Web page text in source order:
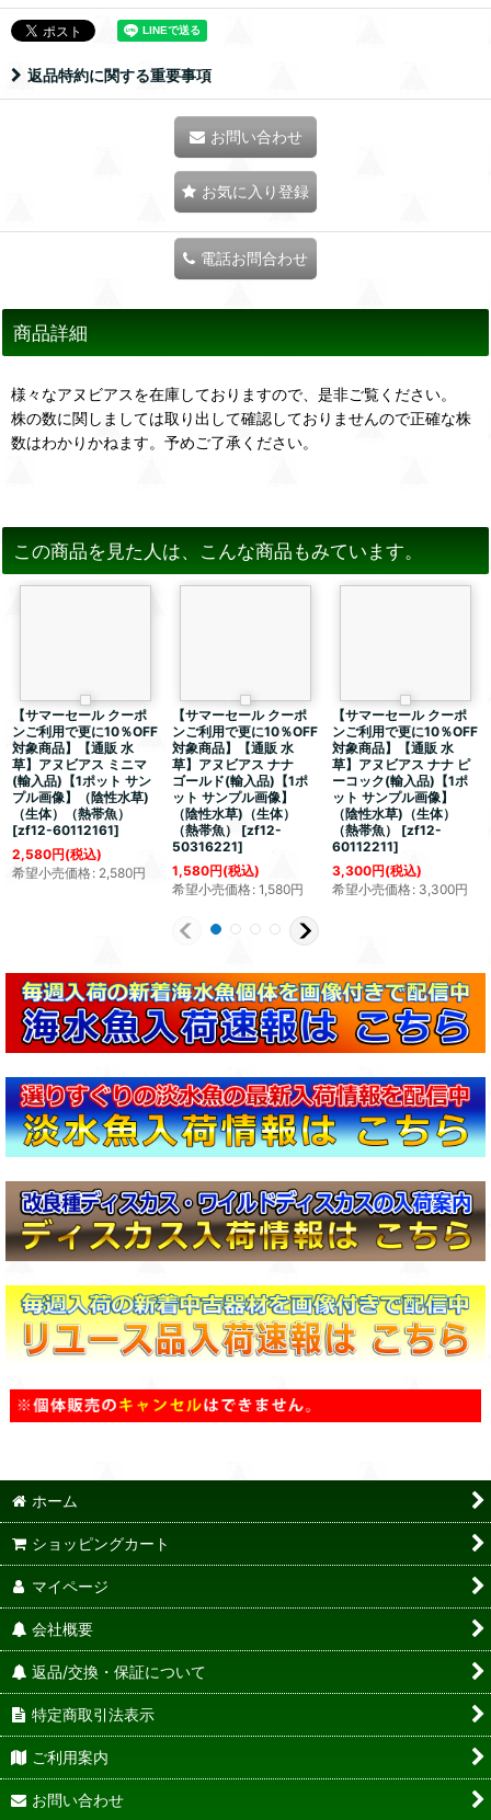
返品特約に関する重要事項
お問い合わせ
お気に入り登録
電話お問合わせ
商品詳細
様々なアヌビアスを在庫しておりますので、是非ご覧ください。
株の数に関しましては取り出して確認しておりませんので正確な株
数はわかりかねます。予めご了承ください。
この商品を見た人は、こんな商品もみています。
【サマーセール クーポ
ンご利用で更に10％OFF
対象商品】【通販 水
草】アヌビアス ミニマ
(輸入品)【1ポット サン
プル画像】（陰性水草)
（生体）（熱帯魚）
[zf12-60112161]
2,580円(税込)
希望小売価格: 2,580円
【サマーセール クーポ
ンご利用で更に10％OFF
対象商品】【通販 水
草】アヌビアス ナナ
ゴールド(輸入品)【1ポ
ット サンプル画像】
（陰性水草)（生体）
（熱帯魚）
[zf12-
50316221]
1,580円(税込)
希望小売価格: 1,580円
【サマーセール クーポ
ンご利用で更に10％OFF
対象商品】【通販 水
草】アヌビアス ナナ ピ
ーコック(輸入品)【1ポ
ット サンプル画像】
（陰性水草)（生体）
（熱帯魚）
[zf12-
60112211]
3,300円(税込)
希望小売価格: 3,300円
ホーム
ショッピングカート
マイページ
会社概要
返品/交換・保証について
特定商取引法表示
ご利用案内
お問い合わせ